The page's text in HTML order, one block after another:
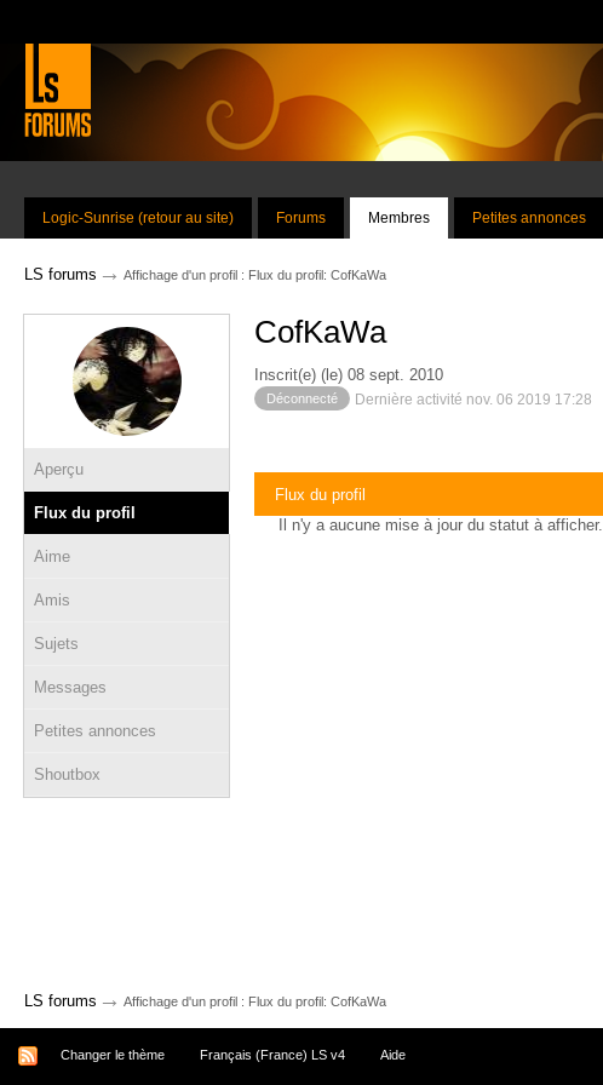
Logic-Sunrise (retour au site) Forums Membres Petites annonces
LS forums → Affichage d'un profil : Flux du profil: CofKaWa
Aperçu
Flux du profil
Aime
Amis
Sujets
Messages
Petites annonces
Shoutbox
CofKaWa
Inscrit(e) (le) 08 sept. 2010
Déconnecté Dernière activité nov. 06 2019 17:28
Flux du profil
Il n'y a aucune mise à jour du statut à afficher.
LS forums → Affichage d'un profil : Flux du profil: CofKaWa
Changer le thème Français (France) LS v4 Aide